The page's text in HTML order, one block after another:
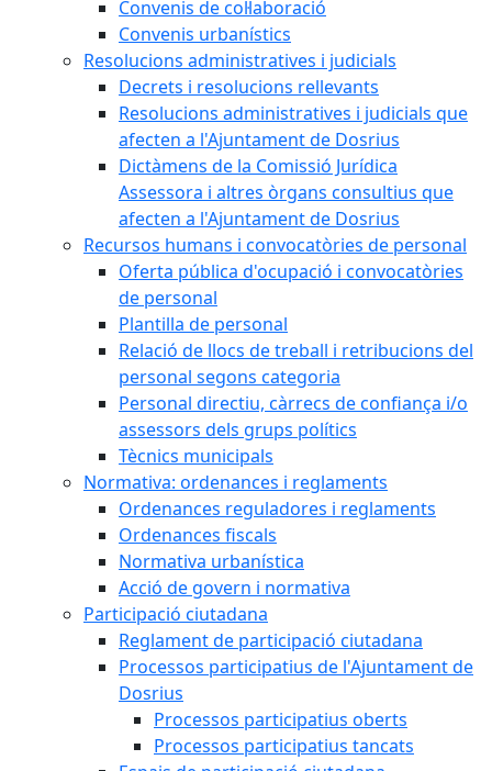
Convenis de col·laboració
Convenis urbanístics
Resolucions administratives i judicials
Decrets i resolucions rellevants
Resolucions administratives i judicials que
afecten a l'Ajuntament de Dosrius
Dictàmens de la Comissió Jurídica
Assessora i altres òrgans consultius que
afecten a l'Ajuntament de Dosrius
Recursos humans i convocatòries de personal
Oferta pública d'ocupació i convocatòries
de personal
Plantilla de personal
Relació de llocs de treball i retribucions del
personal segons categoria
Personal directiu, càrrecs de confiança i/o
assessors dels grups polítics
Tècnics municipals
Normativa: ordenances i reglaments
Ordenances reguladores i reglaments
Ordenances fiscals
Normativa urbanística
Acció de govern i normativa
Participació ciutadana
Reglament de participació ciutadana
Processos participatius de l'Ajuntament de
Dosrius
Processos participatius oberts
Processos participatius tancats